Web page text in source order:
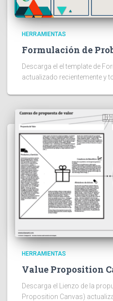
HERRAMIENTAS
Formulación de
Descarga el el template de
actualizado recientemente y
HERRAMIENTAS
Value Proposition
Descarga el Lienzo de la
Proposition Canvas)